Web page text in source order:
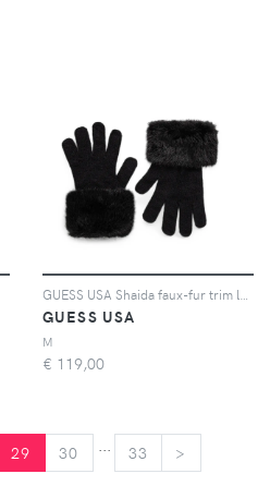
GUESS USA
M
€ 119,00
29 30 33 >